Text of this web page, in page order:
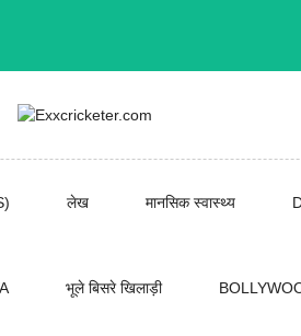
लेख मानसिक स्वास्थ्य
भूले बिसरे खिलाड़ी